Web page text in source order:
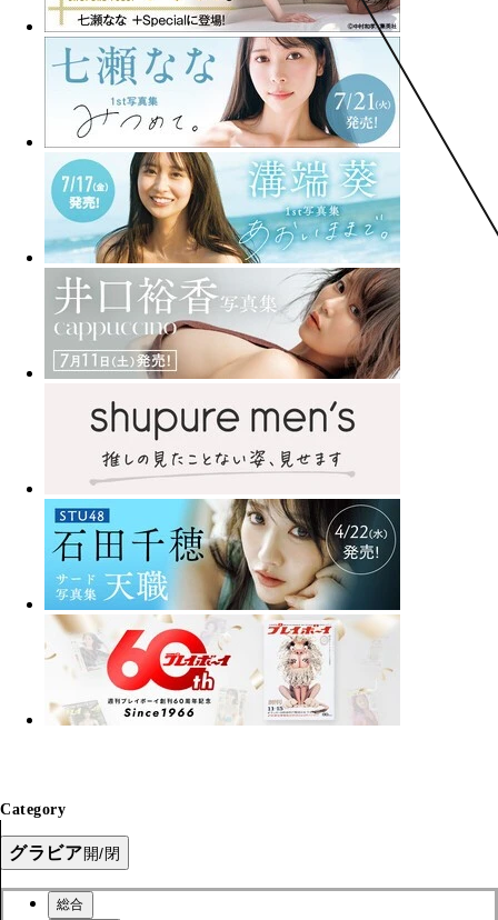
Category
グラビア開/閉
総合